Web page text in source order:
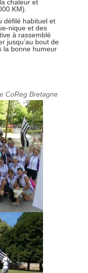
chaleur et
KM).
défilé habituel et
nique et des
à rassemblé
jusqu’au bout de
la bonne humeur
CoReg Bretagne